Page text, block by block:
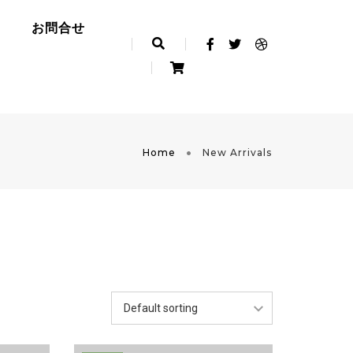
お問合せ
Home New Arrivals